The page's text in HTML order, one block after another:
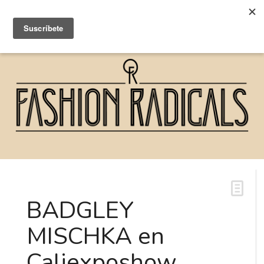
BADGLEY
MISCHKA en